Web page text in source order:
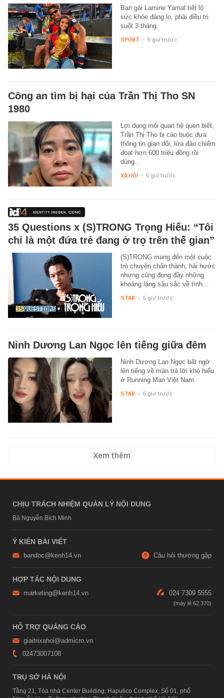
Bạn gái Lamine Yamal tiết lộ
sức khỏe đáng lo, phải điều trị
suốt 3 tháng.
SPORT - 5 giờ trước
Công an tìm bị hại của Trần Thị Tho SN
1980
Lợi dụng mối quan hệ quen biết,
Trần Thị Tho bị cáo buộc đưa
thông tin gian dối, lừa đảo chiếm
đoạt hơn 600 triệu đồng rồi
dùng…
XÃ HỘI - 5 giờ trước
35 Questions x (S)TRONG Trọng Hiếu: “Tôi
chỉ là một đứa trẻ đang ở trọ trên thế gian”
(S)TRONG mang đến một cuộc
trò chuyện chân thành, hài hước
nhưng cũng đong đầy những
khoảng lặng sâu sắc về tình…
STAR - 5 giờ trước
Ninh Dương Lan Ngọc lên tiếng giữa đêm
Ninh Dương Lan Ngọc bất ngờ
lên tiếng về màn trả lời khó hiểu
ở Running Man Việt Nam.
STAR - 5 giờ trước
Xem thêm
CHỊU TRÁCH NHIỆM QUẢN LÝ NỘI DUNG
Bà Nguyễn Bích Minh
Ý KIẾN BÀI VIẾT
bandoc@kenh14.vn Câu hỏi thường gặp
HỢP TÁC NỘI DUNG
marketing@kenh14.vn 024 7309 5555
HỖ TRỢ QUẢNG CÁO
giaitrixahoi@admicro.vn
02473007108
TRỤ SỞ HÀ NỘI
Tầng 21, Tòa nhà Center Building, Hapulico Complex, Số 01, phố